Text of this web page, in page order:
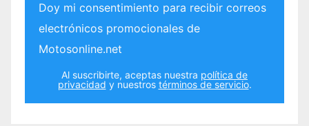
Doy mi consentimiento para recibir correos
electrónicos promocionales de
Motosonline.net
Al suscribirte, aceptas nuestra política de
privacidad y nuestros términos de servicio.